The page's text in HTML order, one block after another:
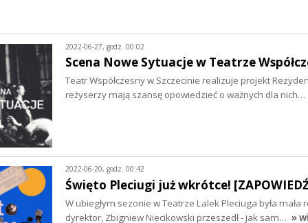
2022-06-27, godz. 00:02
Scena Nowe Sytuacje w Teatrze
Teatr Współczesny w Szczecinie realizuje projekt
reżyserzy mają szansę opowiedzieć o ważnych dla nich…
2022-06-20, godz. 00:42
Święto Pleciugi już wkrótce!
W ubiegłym sezonie w Teatrze Lalek Pleciuga była
dyrektor, Zbigniew Niecikowski przeszedł - jak sam… »